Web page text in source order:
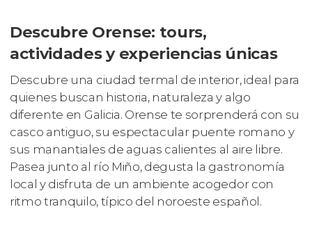
Descubre Orense: tours,
actividades y experiencias únicas
Descubre una ciudad termal de interior, ideal para
quienes buscan historia, naturaleza y algo
diferente en Galicia. Orense te sorprenderá con su
casco antiguo, su espectacular puente romano y
sus manantiales de aguas calientes al aire libre.
Pasea junto al río Miño, degusta la gastronomía
local y disfruta de un ambiente acogedor con
ritmo tranquilo, típico del noroeste español.